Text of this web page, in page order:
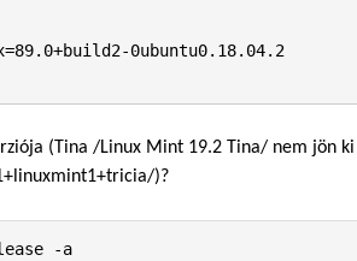
0ubuntu0.18.04.2
(Tina /Linux Mint 19.2 Tina/ nem jön
)?
-a